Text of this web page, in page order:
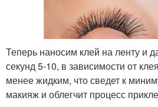
Теперь наносим клей на ленту и
секунд 5-10, в зависимости от
менее жидким, что сведет к
макияж и облегчит процесс